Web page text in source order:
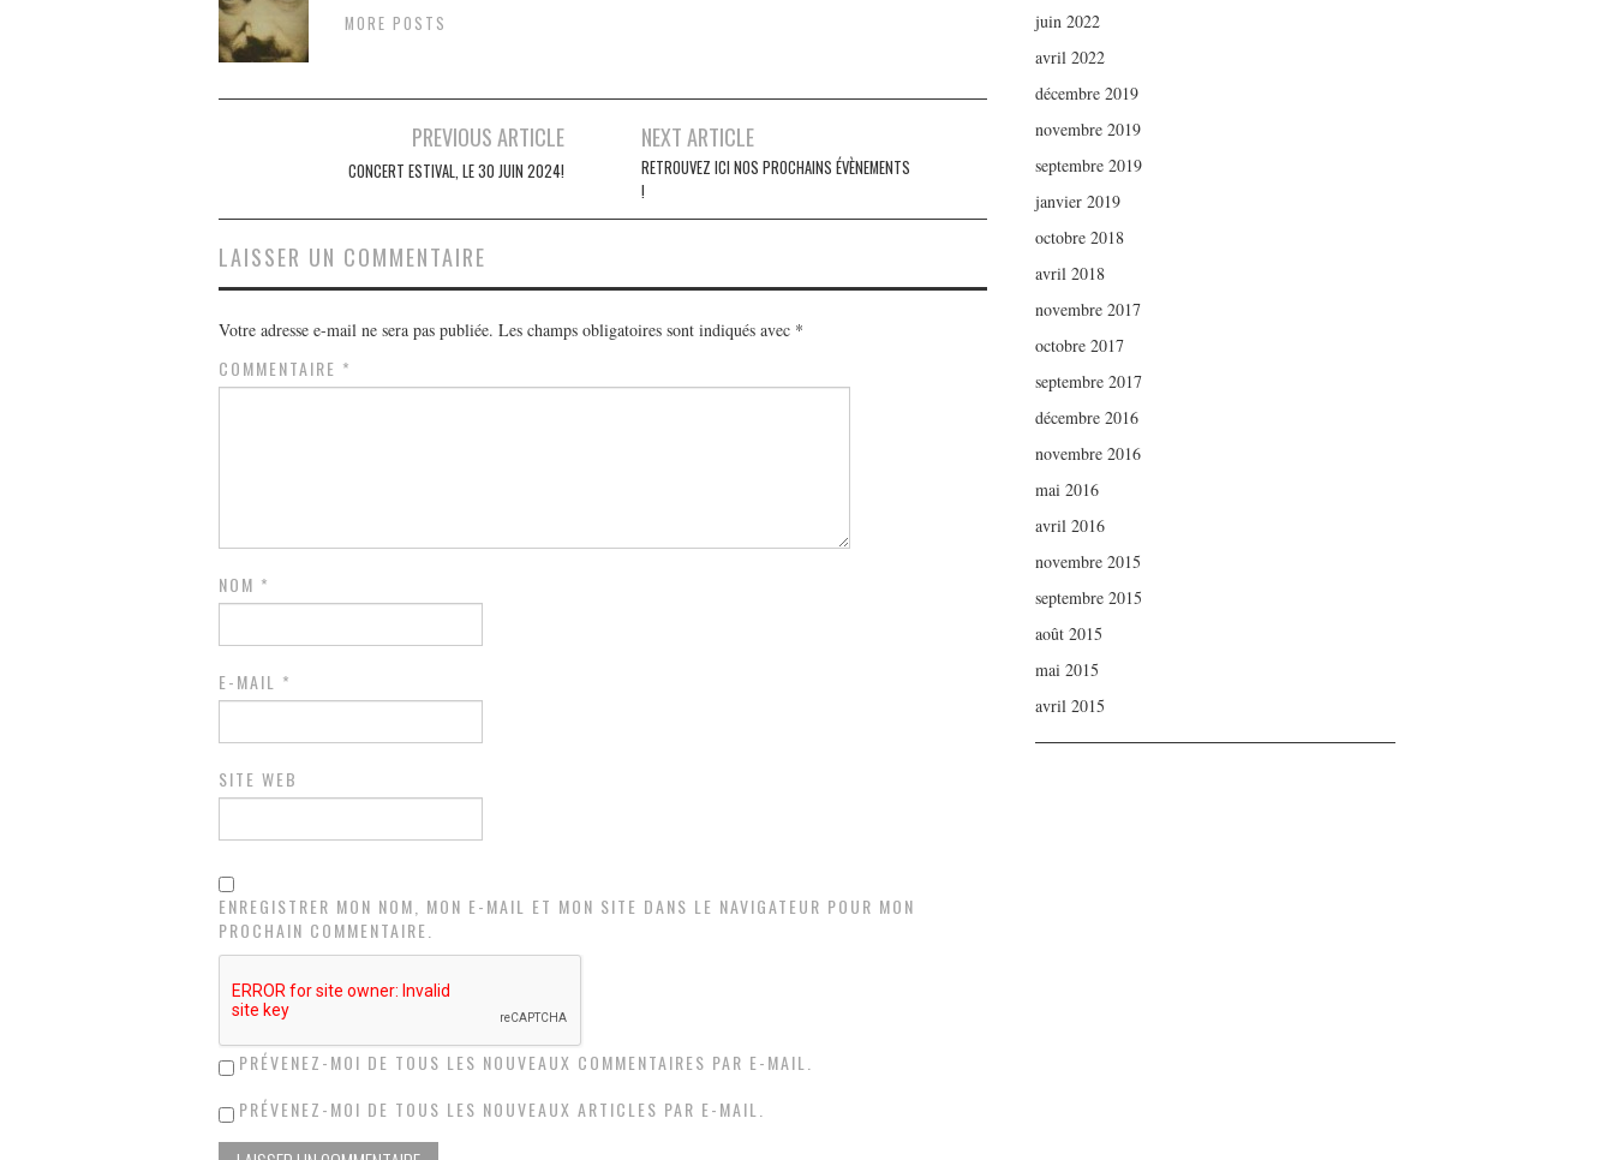
MORE POSTS
articles
PREVIOUS ARTICLE
CONCERT ESTIVAL, LE 30 JUIN 2024!
NEXT ARTICLE
RETROUVEZ ICI NOS PROCHAINS ÉVÈNEMENTS
!
LAISSER UN COMMENTAIRE
Votre adresse e-mail ne sera pas publiée. Les champs obligatoires sont indiqués avec *
COMMENTAIRE *
NOM *
E-MAIL *
SITE WEB
ENREGISTRER MON NOM, MON E-MAIL ET MON SITE DANS LE NAVIGATEUR POUR MON
PROCHAIN COMMENTAIRE.
PRÉVENEZ-MOI DE TOUS LES NOUVEAUX COMMENTAIRES PAR E-MAIL.
PRÉVENEZ-MOI DE TOUS LES NOUVEAUX ARTICLES PAR E-MAIL.
juin 2022
avril 2022
décembre 2019
novembre 2019
septembre 2019
janvier 2019
octobre 2018
avril 2018
novembre 2017
octobre 2017
septembre 2017
décembre 2016
novembre 2016
mai 2016
avril 2016
novembre 2015
septembre 2015
août 2015
mai 2015
avril 2015